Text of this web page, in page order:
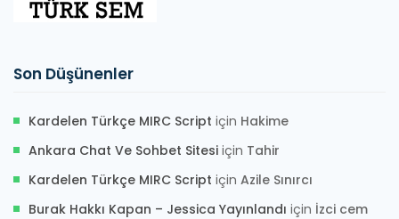
Son Düşünenler
Kardelen Türkçe MIRC Script için Hakime
Ankara Chat Ve Sohbet Sitesi için Tahir
Kardelen Türkçe MIRC Script için Azile Sınırcı
Burak Hakkı Kapan – Jessica Yayınlandı için İzci cem